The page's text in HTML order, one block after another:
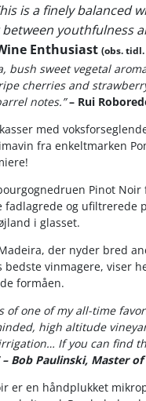
is a finely balanced
youthfulness
Enthusiast (obs. tidl.
bush sweet vegetal
cherries and
notes.” – Rui
med
fra enkeltmarken
Pinot
fadlagrede og ufiltrerede
i glasset.
der nyder bred
bedste vinmagere, viser
formåen.
of one of my all-time
high altitude
If you can find
– Bob Paulinski, Master of
er en håndplukket